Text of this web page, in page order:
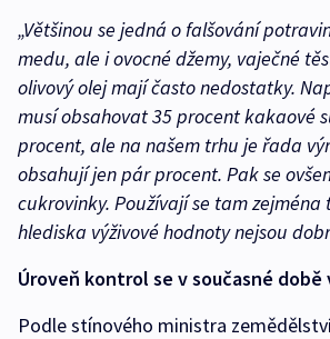
„Většinou se jedná o falšování
medu, ale i ovocné džemy, vaječné
olivový olej mají často nedostatky.
musí obsahovat 35 procent kakaové
procent, ale na našem trhu je řada
obsahují jen pár procent. Pak se
cukrovinky. Používají se tam zejména
hlediska výživové hodnoty nejsou
Úroveň kontrol se v současné době
Podle stínového ministra